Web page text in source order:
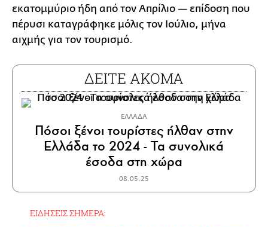
εκατομμύριο ήδη από τον Απρίλιο — επίδοση που
πέρυσι καταγράφηκε μόλις τον Ιούλιο, μήνα
αιχμής για τον τουρισμό.
ΔΕΙΤΕ ΑΚΟΜΑ
ΕΛΛΑΔΑ
Πόσοι ξένοι τουρίστες ήλθαν στην
Ελλάδα το 2024 - Τα συνολικά
έσοδα στη χώρα
08.05.25
ΕΙΔΗΣΕΙΣ ΣΗΜΕΡΑ: